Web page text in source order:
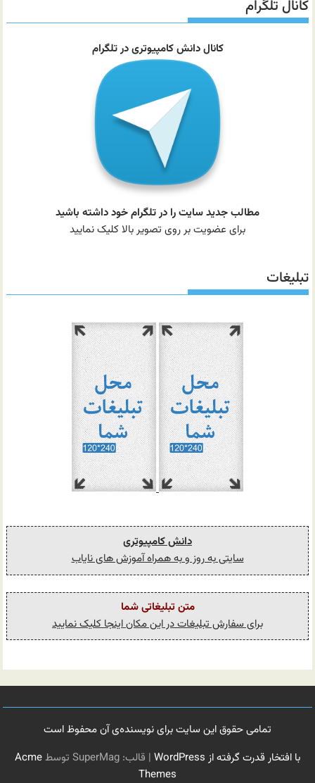
کانال تلگرام
کانال دانش کامپیوتری در تلگرام
مطالب جدید سایت را در تلگرام خود داشته باشید
برای عضویت بر روی تصویر بالا کلیک نمایید
تبلیغات
دانش کامپیوتری
سایتی به روز و به همراه آموزش های نایاب
متن تبلیغاتی شما
برای سفارش تبلیغات در این مکان اینجا کلیک نمایید
تمامی حقوق این سایت برای نویسنده‌ی آن محفوظ است
با افتخار قدرت گرفته از WordPress
| قالب: SuperMag توسط
Acme
Themes